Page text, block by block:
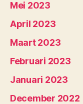
Mei 2023
April 2023
Maart 2023
Februari 2023
Januari 2023
December 2022